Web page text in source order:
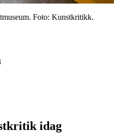
Foto: Kunstkritikk.
idag